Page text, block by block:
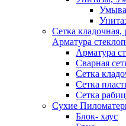
Сетка кладочная,
Арматура
Арматура
Сварная
Сетка
Сетка
Сетка
Сухие
Блок- хаус